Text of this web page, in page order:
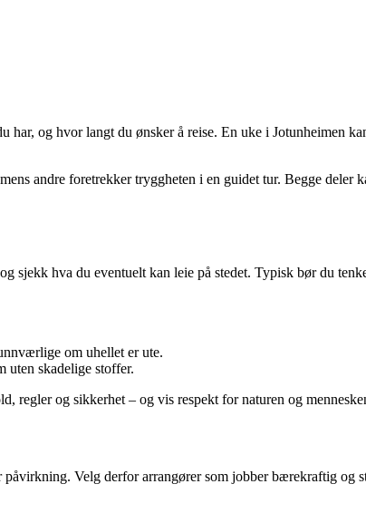
og hvor langt du ønsker å reise. En uke i Jotunheimen
andre foretrekker tryggheten i en guidet tur. Begge deler
sjekk hva du eventuelt kan leie på stedet. Typisk bør du
om uhellet er ute.
uten skadelige stoffer.
regler og sikkerhet – og vis respekt for naturen og
Velg derfor arrangører som jobber bærekraftig og